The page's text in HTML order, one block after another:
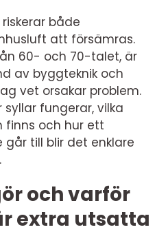
både
att försämras.
60- och 70-talet, är
av byggteknik och
vet orsakar problem.
fungerar, vilka
finns och hur ett
går till blir det enklare
och varför
extra utsatta